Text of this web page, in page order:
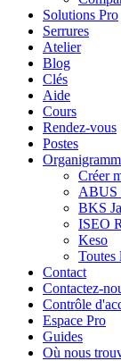
Solutions Pro
Serrures
Atelier
Blog
Clés
Aide
Cours
Rendez-vous
Postes
Créer
ABUS
BKS
ISEO
Keso
Toutes
Contact
Contactez-
Contrôle
Espace Pro
Guides
Où nous